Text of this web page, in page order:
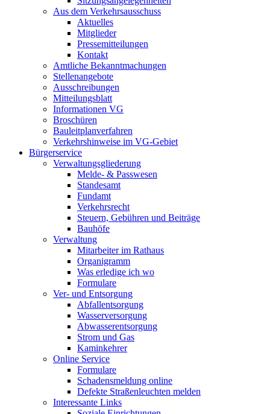
Aus dem Verkehrsausschuss
Aktuelles
Mitglieder
Pressemitteilungen
Kontakt
Amtliche Bekanntmachungen
Stellenangebote
Ausschreibungen
Mitteilungsblatt
Informationen VG
Broschüren
Bauleitplanverfahren
Verkehrshinweise im VG-Gebiet
Bürgerservice
Verwaltungsgliederung
Melde- & Passwesen
Standesamt
Fundamt
Verkehrsrecht
Steuern, Gebühren und Beiträge
Bauhöfe
Verwaltung
Mitarbeiter im Rathaus
Organigramm
Was erledige ich wo
Formulare
Ver- und Entsorgung
Abfallentsorgung
Wasserversorgung
Abwasserentsorgung
Strom und Gas
Kaminkehrer
Online Service
Formulare
Schadensmeldung online
Defekte Straßenleuchten melden
Interessante Links